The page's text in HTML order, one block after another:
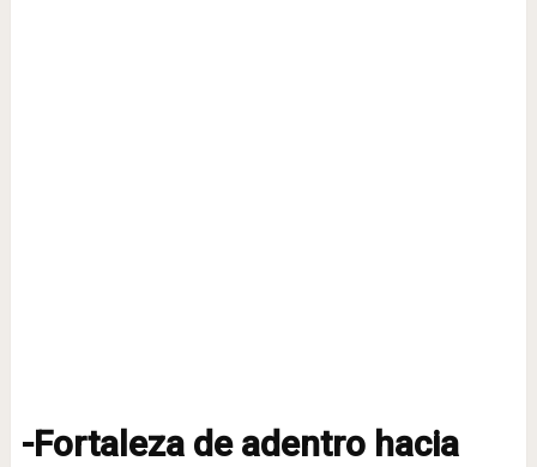
-Fortaleza de adentro hacia